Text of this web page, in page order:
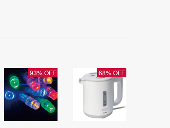
93% OFF 68% OFF